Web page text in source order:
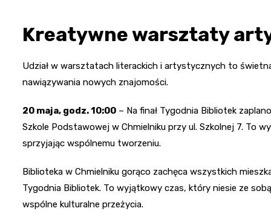
Kreatywne warsztaty
Udział w warsztatach literackich i artystycznych to
nawiązywania nowych znajomości.
20 maja, godz. 10:00 – Na finał Tygodnia Bibliotek
Szkole Podstawowej w Chmielniku przy ul. Szkolnej 7. To
sprzyjając wspólnemu tworzeniu.
Biblioteka w Chmielniku gorąco zachęca wszystkich
Tygodnia Bibliotek. To wyjątkowy czas, który niesie ze
wspólne kulturalne przeżycia.